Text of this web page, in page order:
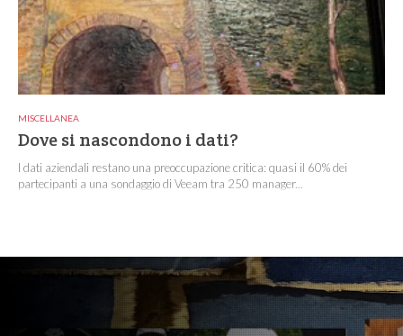
MISCELLANEA
Dove si nascondono i dati?
I dati aziendali restano una preoccupazione critica: quasi il 60% dei
partecipanti a una sondaggio di Veeam tra 250 manager...